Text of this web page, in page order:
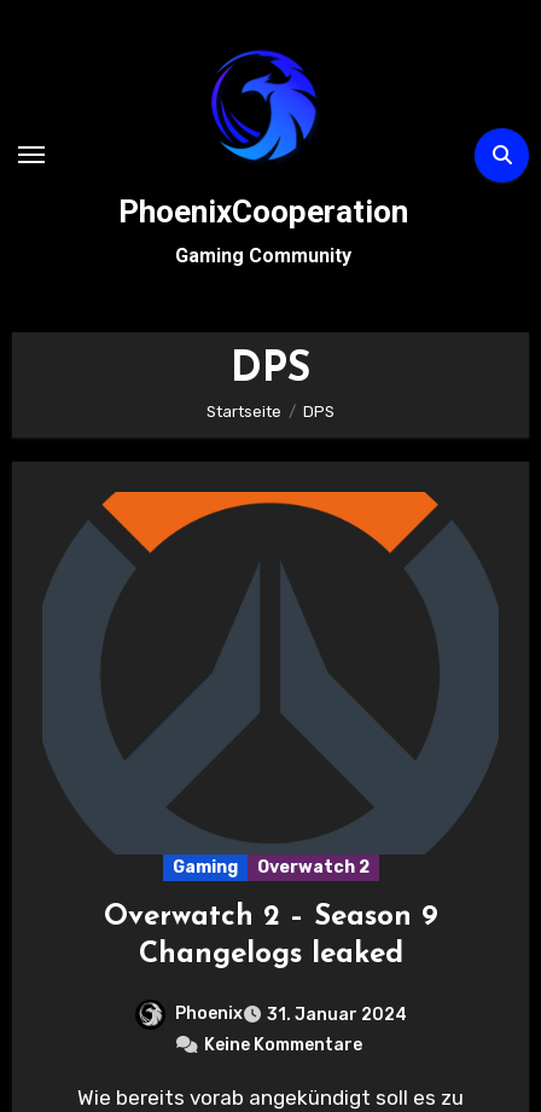
PhoenixCooperation
Gaming Community
DPS
Startseite DPS
Gaming Overwatch 2
Overwatch 2 – Season 9
Changelogs leaked
Phoenix
31. Januar 2024
Keine Kommentare
Wie bereits vorab angekündigt soll es zu